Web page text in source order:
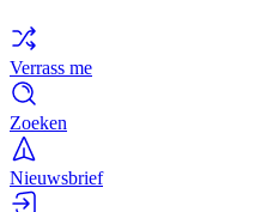
Verrass me
Zoeken
Nieuwsbrief